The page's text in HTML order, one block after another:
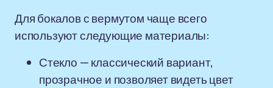
Для бокалов с вермутом чаще всего
используют следующие материалы:
Стекло — классический вариант,
прозрачное и позволяет видеть цвет